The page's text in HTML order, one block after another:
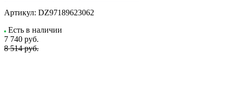
Артикул: DZ97189623062
Есть в наличии
7 740 руб.
8 514 руб.